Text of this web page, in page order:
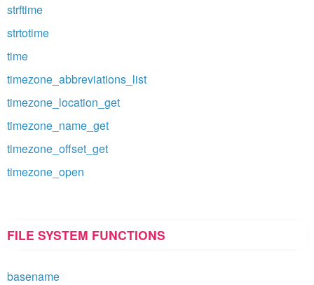
strftime
strtotime
time
timezone_abbreviations_list
timezone_location_get
timezone_name_get
timezone_offset_get
timezone_open
FILE SYSTEM FUNCTIONS
basename